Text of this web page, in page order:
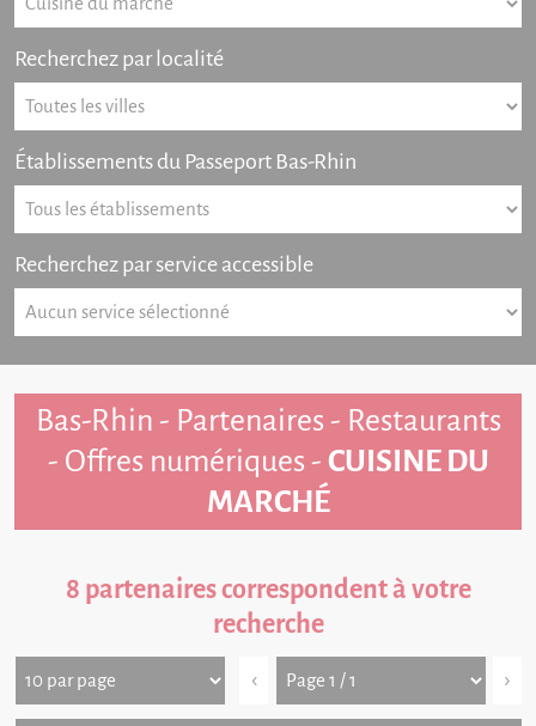
Contact
Recherchez par localité
Établissements du Passeport Bas-Rhin
Recherchez par service accessible
Bas-Rhin - Partenaires - Restaurants
- Offres numériques - CUISINE DU
MARCHÉ
8 partenaires correspondent à votre
recherche
‹ ›